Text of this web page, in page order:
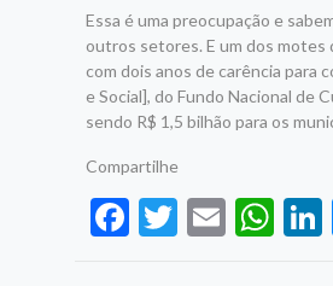
Essa é uma preocupação e
outros setores. E um dos motes
com dois anos de carência para
e Social], do Fundo Nacional de
sendo R$ 1,5 bilhão para os
Compartilhe
Facebook
Twitter
Email